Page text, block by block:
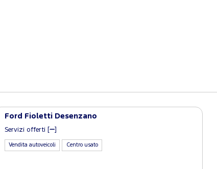
Ford Fioletti Desenzano
Servizi offerti [ ]
Vendita autoveicoli Centro usato